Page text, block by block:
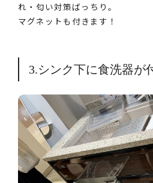
れ・匂い対策ばっちり。
マグネットも付きます！
3.シンク下に食洗器が